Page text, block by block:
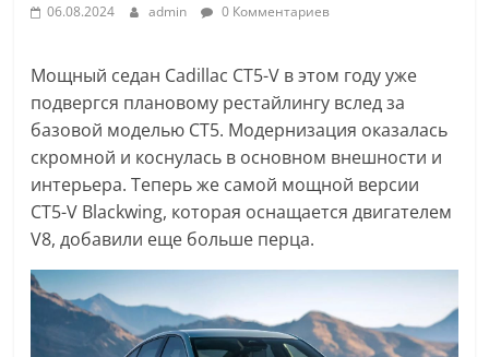
06.08.2024 admin 0 Комментариев
Мощный седан Cadillac CT5-V в этом году уже
подвергся плановому рестайлингу вслед за
базовой моделью CT5. Модернизация оказалась
скромной и коснулась в основном внешности и
интерьера. Теперь же самой мощной версии
CT5-V Blackwing, которая оснащается двигателем
V8, добавили еще больше перца.